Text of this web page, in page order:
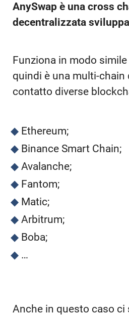
AnySwap è una cross
decentralizzata
Funziona in modo
quindi è una multi-chain
contatto diverse
Ethereum;
Binance Smart Chain;
Avalanche;
Fantom;
Matic;
Arbitrum;
Boba;
…
Anche in questo caso ci